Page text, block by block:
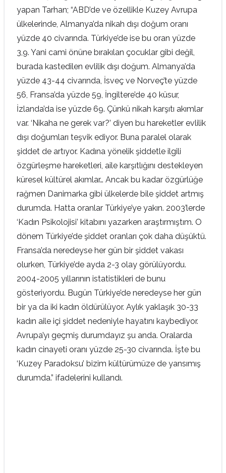
yapan Tarhan; “ABD’de ve özellikle Kuzey Avrupa
ülkelerinde, Almanya’da nikah dışı doğum oranı
yüzde 40 civarında. Türkiye’de ise bu oran yüzde
3,9. Yani cami önüne bırakılan çocuklar gibi değil,
burada kastedilen evlilik dışı doğum. Almanya’da
yüzde 43-44 civarında, İsveç ve Norveç’te yüzde
56, Fransa’da yüzde 59, İngiltere’de 40 küsur,
İzlanda’da ise yüzde 69. Çünkü nikah karşıtı akımlar
var. ‘Nikaha ne gerek var?’ diyen bu hareketler evlilik
dışı doğumları teşvik ediyor. Buna paralel olarak
şiddet de artıyor. Kadına yönelik şiddetle ilgili
özgürleşme hareketleri, aile karşıtlığını destekleyen
küresel kültürel akımlar… Ancak bu kadar özgürlüğe
rağmen Danimarka gibi ülkelerde bile şiddet artmış
durumda. Hatta oranlar Türkiye’ye yakın. 2003’lerde
‘Kadın Psikolojisi’ kitabını yazarken araştırmıştım. O
dönem Türkiye’de şiddet oranları çok daha düşüktü.
Fransa’da neredeyse her gün bir şiddet vakası
olurken, Türkiye’de ayda 2-3 olay görülüyordu.
2004-2005 yıllarının istatistikleri de bunu
gösteriyordu. Bugün Türkiye’de neredeyse her gün
bir ya da iki kadın öldürülüyor. Aylık yaklaşık 30-33
kadın aile içi şiddet nedeniyle hayatını kaybediyor.
Avrupa’yı geçmiş durumdayız şu anda. Oralarda
kadın cinayeti oranı yüzde 25-30 civarında. İşte bu
‘Kuzey Paradoksu’ bizim kültürümüze de yansımış
durumda.” ifadelerini kullandı.